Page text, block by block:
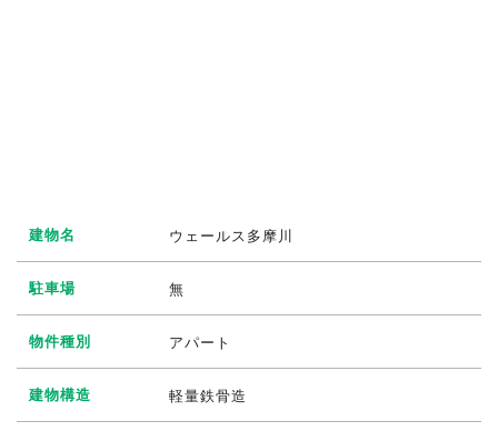
建物名 ウェールス多摩川
駐車場 無
物件種別 アパート
建物構造 軽量鉄骨造